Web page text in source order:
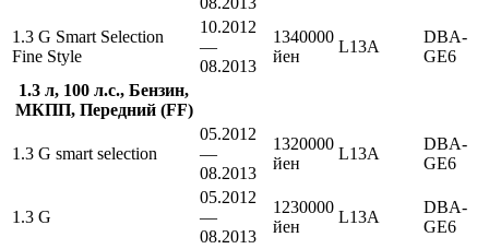
1.3 G Smart Selection
Fine Style
10.2012
—
08.2013
1340000
йен
L13A
DBA-
GE6
1.3 л, 100 л.с., Бензин,
МКПП, Передний (FF)
1.3 G smart selection
05.2012
—
08.2013
1320000
йен
L13A
DBA-
GE6
1.3 G
05.2012
—
08.2013
1230000
йен
L13A
DBA-
GE6